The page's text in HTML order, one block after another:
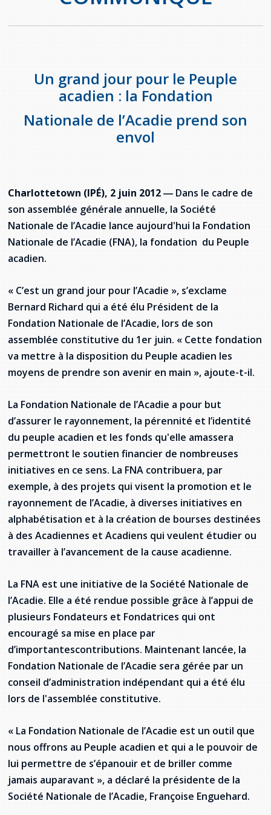
Allison Chaytor
Lee Trowbridge
Randy Follet
Anastasia Knudsen
Brian Kizner
Marc-Alexandre Mestres
Stacy Smith
Clare Halleran
Joseph Kayumba
Dominic Demers
Yulia Kudryakova
Un grand jour pour le Peuple
acadien : la Fondation
Nationale de l’Acadie prend son
envol
Charlottetown (IPÉ), 2 juin 2012― Dans le cadre de
son assemblée générale annuelle, la Société
Nationale de l’Acadie lance aujourd'hui la Fondation
Nationale de l’Acadie (FNA), la fondation du Peuple
acadien.
« C’est un grand jour pour l’Acadie », s’exclame
Bernard Richard qui a été élu Président de la
Fondation Nationale de l’Acadie, lors de son
assemblée constitutive du 1er juin. « Cette fondation
va mettre à la disposition du Peuple acadien les
moyens de prendre son avenir en main », ajoute-t-il.
La Fondation Nationale de l’Acadie a pour but
d’assurer le rayonnement, la pérennité et l’identité
du peuple acadien et les fonds qu'elle amassera
permettront le soutien financier de nombreuses
initiatives en ce sens. La FNA contribuera, par
exemple, à des projets qui visent la promotion et le
rayonnement de l’Acadie, à diverses initiatives en
alphabétisation et à la création de bourses destinées
à des Acadiennes et Acadiens qui veulent étudier ou
travailler à l’avancement de la cause acadienne.
La FNA est une initiative de la Société Nationale de
l’Acadie. Elle a été rendue possible grâce à l’appui de
plusieurs Fondateurs et Fondatrices qui ont
encouragé sa mise en place par
d’importantescontributions. Maintenant lancée, la
Fondation Nationale de l’Acadie sera gérée par un
conseil d’administration indépendant qui a été élu
lors de l'assemblée constitutive.
« La Fondation Nationale de l’Acadie est un outil que
nous offrons au Peuple acadien et qui a le pouvoir de
lui permettre de s’épanouir et de briller comme
jamais auparavant », a déclaré la présidente de la
Société Nationale de l’Acadie, Françoise Enguehard.